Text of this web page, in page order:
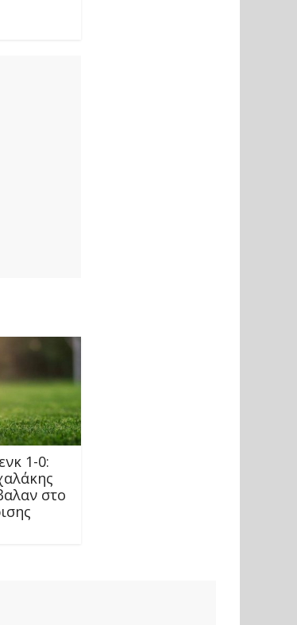
1-0:
στο